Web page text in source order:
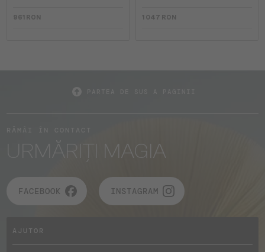
961 RON 1 047 RON
URMĂRIȚI MAGIA
FACEBOOK INSTAGRAM
AJUTOR